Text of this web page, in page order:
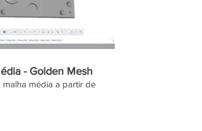
- Golden Mesh
média a partir de